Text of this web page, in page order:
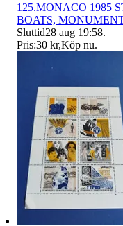
125.MONACO 1985
BOATS,
Sluttid28 aug 19:58.
Pris:30 kr,Köp nu.